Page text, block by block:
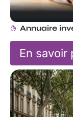
En savoir